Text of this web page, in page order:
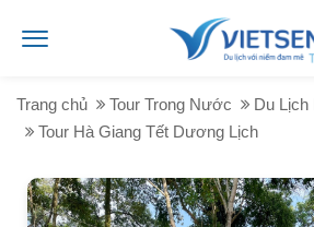
Trang chủ Tour Trong Nước
Du Lịch
Tour Hà Giang Tết Dương Lịch